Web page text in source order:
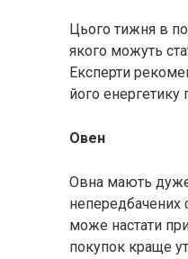
Цього тижня в
якого можуть
Експерти
його
Овен
Овна мають дуже
непередбачених
може настати
покупок краще